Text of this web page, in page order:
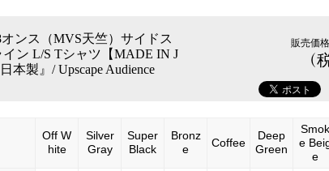
ンス（MVS天竺）サイドス
ン L/S Tシャツ【MADE IN J
本製』/ Upscape Audience
販売価格
(
Off W
hite
Silver
Gray
Super
Black
Bronz
e
Coffee
Deep
Green
Smok
e
e